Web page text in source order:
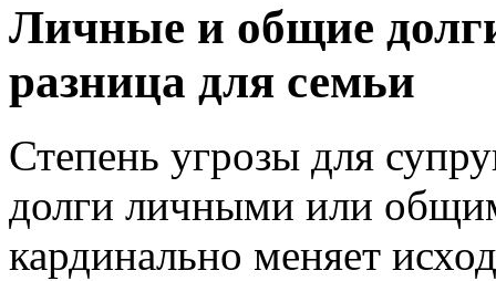
Личные и общие
разница для семьи
Степень угрозы для
долги личными или
кардинально меняет